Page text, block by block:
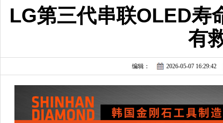
LG第三代串联OLED寿
有
编辑： 2026-05-07 16:29:42